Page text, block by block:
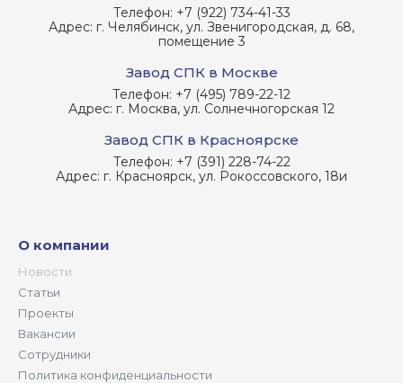
Телефон: +7 (922) 734-41-33
Адрес: г. Челябинск, ул. Звенигородская, д. 68,
помещение 3
Завод СПК в Москве
Телефон: +7 (495) 789-22-12
Адрес: г. Москва, ул. Солнечногорская 12
Завод СПК в Красноярске
Телефон: +7 (391) 228-74-22
Адрес: г. Красноярск, ул. Рокоссовского, 18и
О компании
Новости
Статьи
Проекты
Вакансии
Сотрудники
Политика конфиденциальности